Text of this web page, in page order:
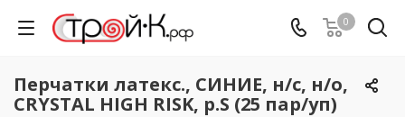
0
Перчатки латекс., СИНИЕ, н/с, н/о,
CRYSTAL HIGH RISK, р.S (25 пар/уп)